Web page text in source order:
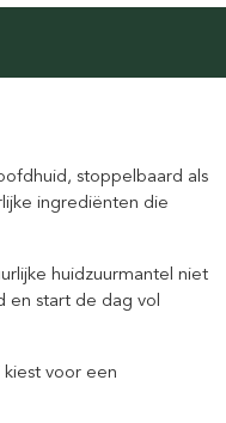
stoppelbaard als
ingrediënten die
huidzuurmantel niet
en start de dag vol
voor een